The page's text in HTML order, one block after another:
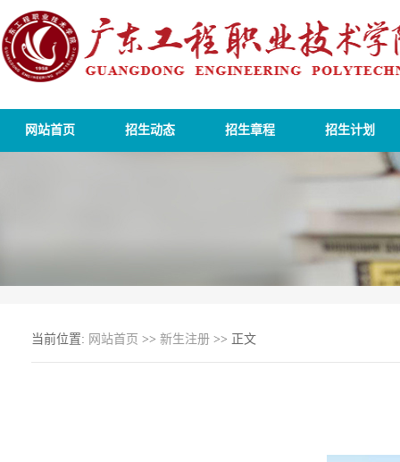
网站首页 招生动态 招生章程 招生计划
当前位置: 网站首页 >> 新生注册 >> 正文